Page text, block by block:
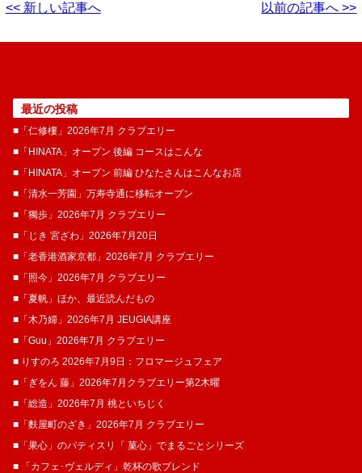
<< 新しい記事へ 以前の記事へ >>
最近の投稿
■「仁修樓」2026年7月 クラブエリー
■「HINATA」オープン 後編 コースはこんな
■「HINATA」オープン 前編 ひなたさんはこんなお店
■「清水一芳園」万寿寺通に移転オープン
■「獨歩」2026年7月 クラブエリー
■「じき 宮ざわ」2026年7月20日
■「老香港酒家京都」2026年7月 クラブエリー
■「照今」2026年7月 クラブエリー
■「夏帆」ほか、最近読んだもの
■「木乃婦」2026年7月 JEUGIA講座
■「Guu」2026年7月 クラブエリー
■ りすのろ 2026年7月9日：フロマージュフェア
■「ぎをん 藤」2026年7月クラブエリー第2木曜
■「総造」2026年7月 桃といちじく
■「麩屋町のざき」2026年7月 クラブエリー
■「果心」のパティスリ「 菓​心」でまるごとシリーズ
■ 「カフェ･ヴェルディ」乾杯の歌ブレンド